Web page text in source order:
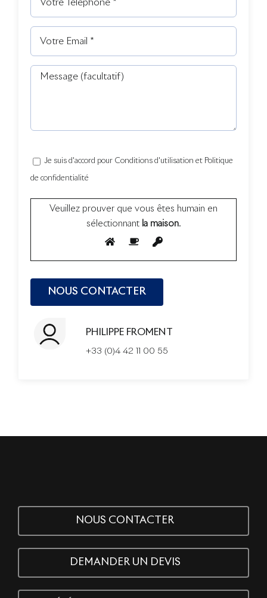
Je suis d'accord pour Conditions d'utilisation et Politique
de confidentialité
Veuillez prouver que vous êtes humain en
sélectionnantla maison.
PHILIPPE FROMENT
+33 (0)4 42 11 00 55
NOUS CONTACTER
DEMANDER UN DEVIS